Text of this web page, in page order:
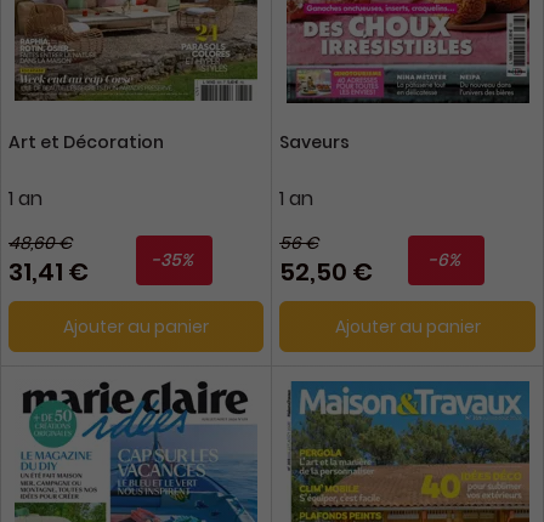
Art et Décoration
1 an
48,60 €
31,41 € -35%
Ajouter au panier
Saveurs
1 an
56 €
52,50 € -6%
Ajouter au panier